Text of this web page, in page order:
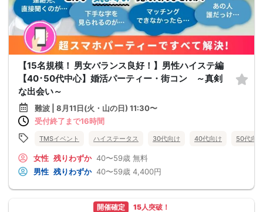
【15名規模！ 男女バランス良好！】男性ハイステ編
【40･50代中心】婚活パーティー・街コン ～真剣
な出会い～
難波 | 8月11日(火・山の日) 11:30〜
受付終了まで16時間
TMSイベント ハイステータス 30代向け 40代向け 50代向け
女性 残りわずか 40〜59歳 無料
男性 残りわずか 40〜59歳 4,400円
開催確定 15人突破！